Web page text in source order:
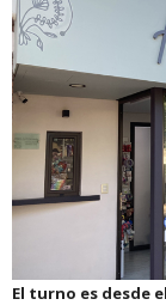
El turno es desde